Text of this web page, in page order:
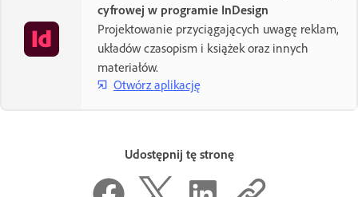
cyfrowej w programie InDesign
Projektowanie przyciągających uwagę reklam,
układów czasopism i książek oraz innych
materiałów.
Otwórz aplikację
Udostępnij tę stronę